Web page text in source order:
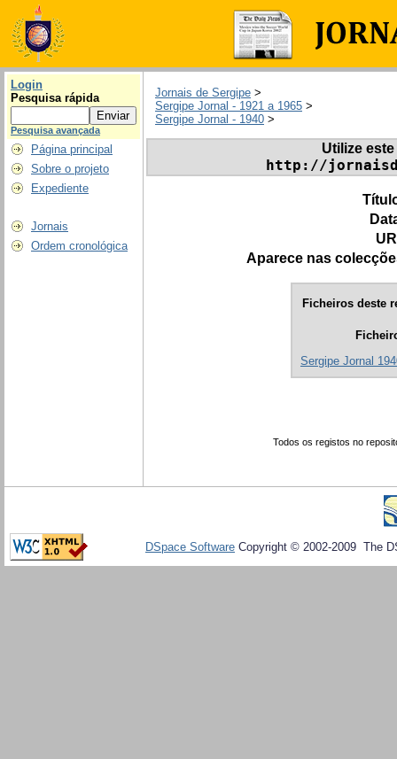
Login
Pesquisa rápida
Pesquisa avançada
Página principal
Sobre o projeto
Expediente
Jornais
Ordem cronológica
Jornais de Sergipe >
Sergipe Jornal - 1921 a 1965 >
Sergipe Jornal - 1940 >
Utilize
http://
Aparece nas
Ficheiros deste
Sergipe Jornal
Todos os registos no
DSpace Software Copyright © 2002-2009 The